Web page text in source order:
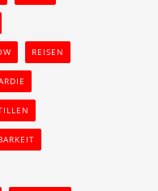
REISEN